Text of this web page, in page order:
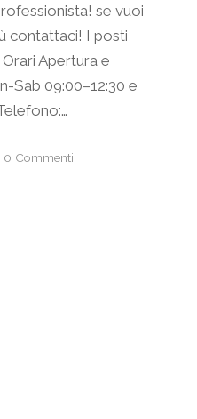
se vuoi
contattaci! I posti
Apertura e
Sab 09:00–12:30 e
0 Commenti